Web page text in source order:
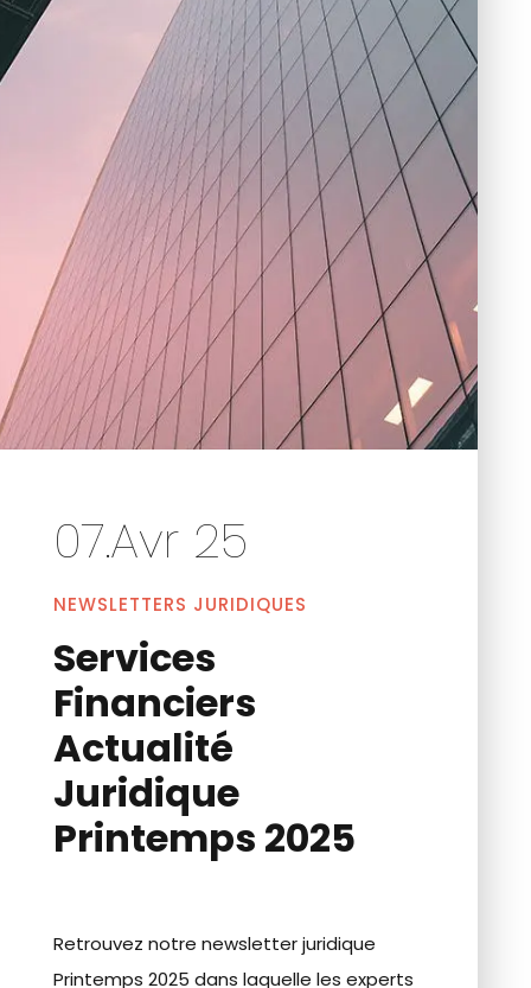
07.Avr 25
NEWSLETTERS JURIDIQUES
Services
Financiers
Actualité
Juridique
Printemps 2025
Retrouvez notre newsletter juridique
Printemps 2025 dans laquelle les experts